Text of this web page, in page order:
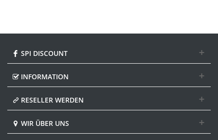
SPI DISCOUNT
INFORMATION
RESELLER WERDEN
WIR ÜBER UNS